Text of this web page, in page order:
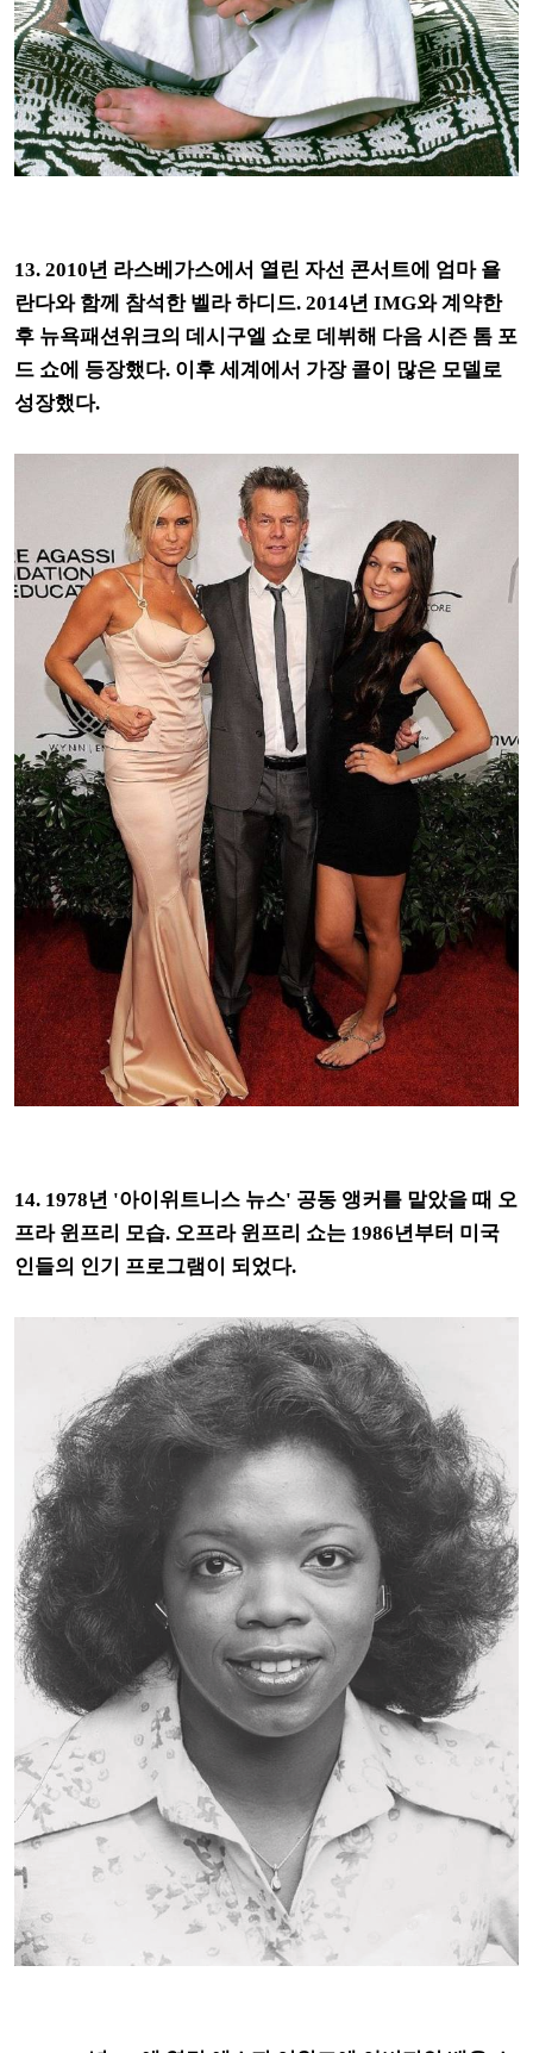
13. 2010년 라스베가스에서 열린 자선 콘서트에 엄마 욜
란다와 함께 참석한 벨라 하디드. 2014년 IMG와 계약한
후 뉴욕패션위크의 데시구엘 쇼로 데뷔해 다음 시즌 톰 포
드 쇼에 등장했다. 이후 세계에서 가장 콜이 많은 모델로
성장했다.
14. 1978년 '아이위트니스 뉴스' 공동 앵커를 맡았을 때 오
프라 윈프리 모습. 오프라 윈프리 쇼는 1986년부터 미국
인들의 인기 프로그램이 되었다.